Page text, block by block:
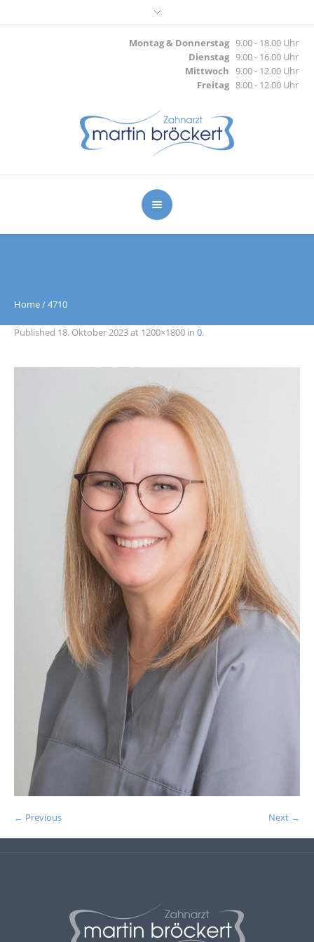
Montag & Donnerstag9.00 - 18.00 Uhr
Dienstag9.00 - 16.00 Uhr
Mittwoch 9.00 - 12.00 Uhr
Freitag8.00 - 12.00 Uhr
Home/4710
Published 18. Oktober 2023at 1200×1800 in 0.
← Previous Next →